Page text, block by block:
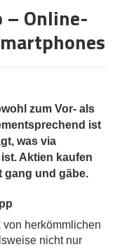
– Online-
zum Vor- als
ist
was via
Aktien kaufen
gang und gäbe.
herkömmlichen
nicht nur